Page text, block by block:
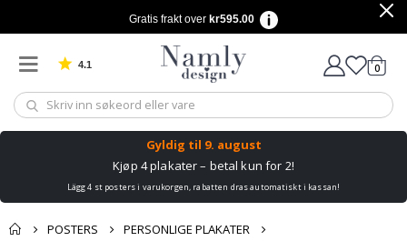
Gratis frakt over kr595.00
4.1 Basert på 1030 stemmer 0varer
Gyldig til 9. august
Kjøp 4 plakater – betal kun for 2!
Lägg 4 st posters i varukorgen, rabatten dras automatiskt i kassan!
POSTERS
PERSONLIGE PLAKATER